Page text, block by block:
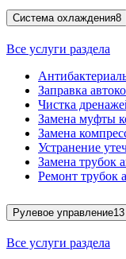
Система охлаждения8
Все услуги раздела
Заправка
Чистка
Замена муфты
Замена
Устранение
Замена трубок
Ремонт трубок
Рулевое управление13
Все услуги раздела